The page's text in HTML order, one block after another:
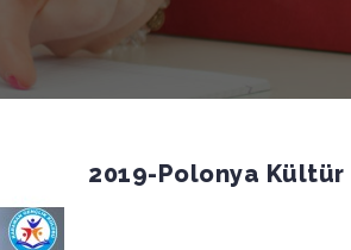
2019-Polonya